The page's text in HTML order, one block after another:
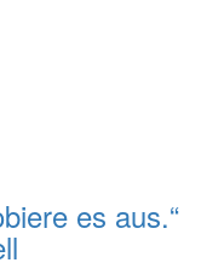
es aus.“